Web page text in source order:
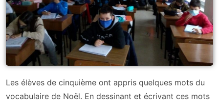
Les élèves de cinquième ont appris quelques mots du
vocabulaire de Noël. En dessinant et écrivant ces mots